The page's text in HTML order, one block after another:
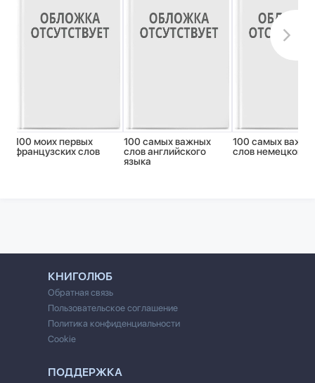
100 моих первых
французских слов
100 самых важных
слов английского
языка
100 самых
слов немецкого
КНИГОЛЮБ
Обратная связь
Пользовательское соглашение
Политика конфиденциальности
Cookie
ПОДДЕРЖКА